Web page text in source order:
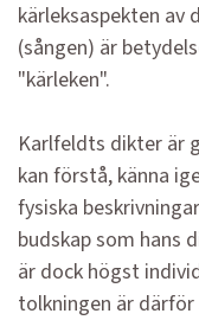
kärleksaspekten av
(sången) är
"kärleken".
Karlfeldts dikter är
kan förstå, känna
fysiska
budskap som hans
är dock högst
tolkningen är